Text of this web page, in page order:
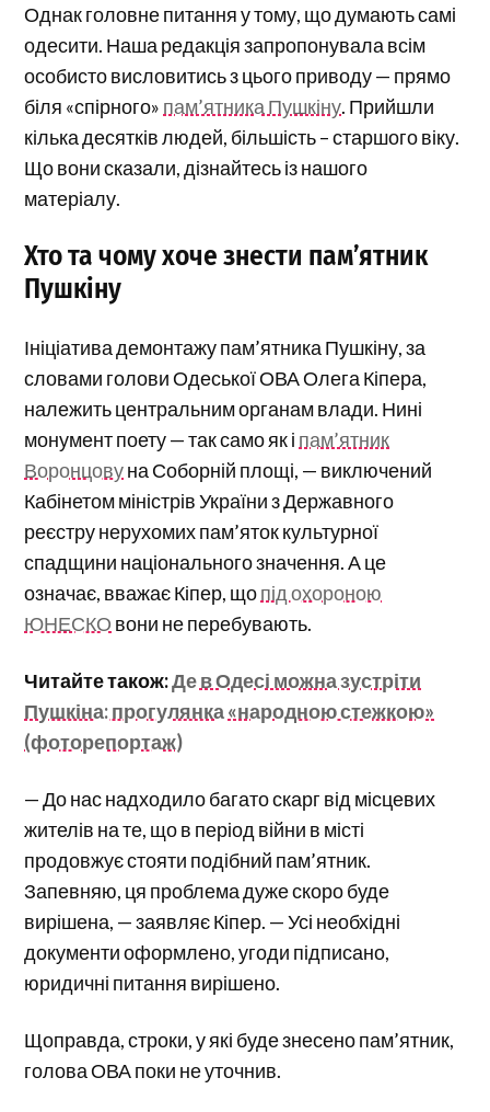
Однак головне питання у тому, що думають самі
одесити. Наша редакція запропонувала всім
особисто висловитись з цього приводу — прямо
біля «спірного» пам’ятника Пушкіну. Прийшли
кілька десятків людей, більшість – старшого віку.
Що вони сказали, дізнайтесь із нашого
матеріалу.
Хто та чому хоче знести пам’ятник
Пушкіну
Ініціатива демонтажу пам’ятника Пушкіну, за
словами голови Одеської ОВА Олега Кіпера,
належить центральним органам влади. Нині
монумент поету — так само як і пам’ятник
Воронцовуна Соборній площі, — виключений
Кабінетом міністрів України з Державного
реєстру нерухомих пам’яток культурної
спадщини національного значення. А це
означає, вважає Кіпер, щопід охороною
ЮНЕСКО вони не перебувають.
Читайте також:Де в Одесі можна зустріти
Пушкіна: прогулянка «народною стежкою»
(фоторепортаж)
— До нас надходило багато скарг від місцевих
жителів на те, що в період війни в місті
продовжує стояти подібний пам’ятник.
Запевняю, ця проблема дуже скоро буде
вирішена, — заявляє Кіпер. — Усі необхідні
документи оформлено, угоди підписано,
юридичні питання вирішено.
Щоправда, строки, у які буде знесено пам’ятник,
голова ОВА поки не уточнив.